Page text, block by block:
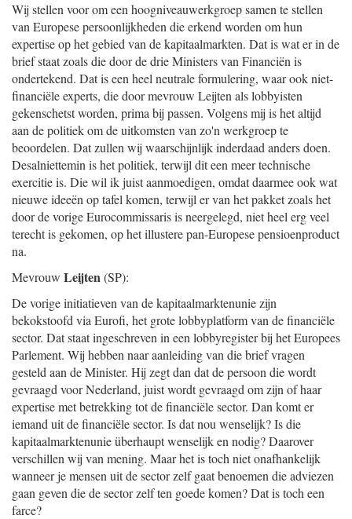
Wij stellen voor om een hoogniveauwerkgroep samen te stellen
van Europese persoonlijkheden die erkend worden om hun
expertise op het gebied van de kapitaalmarkten. Dat is wat er in de
brief staat zoals die door de drie Ministers van Financiën is
ondertekend. Dat is een heel neutrale formulering, waar ook niet-
financiële experts, die door mevrouw Leijten als lobbyisten
gekenschetst worden, prima bij passen. Volgens mij is het altijd
aan de politiek om de uitkomsten van zo'n werkgroep te
beoordelen. Dat zullen wij waarschijnlijk inderdaad anders doen.
Desalniettemin is het politiek, terwijl dit een meer technische
exercitie is. Die wil ik juist aanmoedigen, omdat daarmee ook wat
nieuwe ideeën op tafel komen, terwijl er van het pakket zoals het
door de vorige Eurocommissaris is neergelegd, niet heel erg veel
terecht is gekomen, op het illustere pan-Europese pensioenproduct
na.
Mevrouw Leijten(SP):
De vorige initiatieven van de kapitaalmarktenunie zijn
bekokstoofd via Eurofi, het grote lobbyplatform van de financiële
sector. Dat staat ingeschreven in een lobbyregister bij het Europees
Parlement. Wij hebben naar aanleiding van die brief vragen
gesteld aan de Minister. Hij zegt dan dat de persoon die wordt
gevraagd voor Nederland, juist wordt gevraagd om zijn of haar
expertise met betrekking tot de financiële sector. Dan komt er
iemand uit de financiële sector. Is dat nou wenselijk? Is die
kapitaalmarktenunie überhaupt wenselijk en nodig? Daarover
verschillen wij van mening. Maar het is toch niet onafhankelijk
wanneer je mensen uit de sector zelf gaat benoemen die adviezen
gaan geven die de sector zelf ten goede komen? Dat is toch een
farce?